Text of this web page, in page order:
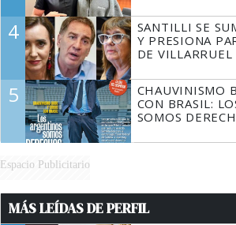
4
SANTILLI SE
Y PRESIONA
DE VILLARRUEL
5
CHAUVINISMO
CON BRASIL:
SOMOS
Espacio Publicitario
MÁS LEÍDAS DE PERFIL